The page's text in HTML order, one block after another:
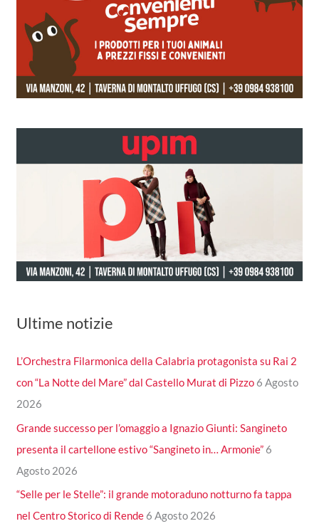
Ultime notizie
L’Orchestra Filarmonica della Calabria protagonista su Rai 2
con “La Notte del Mare” dal Castello Murat di Pizzo 6 Agosto
2026
Grande successo per l’omaggio a Ignazio Giunti: Sangineto
presenta il cartellone estivo “Sangineto in… Armonie” 6
Agosto 2026
“Selle per le Stelle”: il grande motoraduno notturno fa tappa
nel Centro Storico di Rende 6 Agosto 2026